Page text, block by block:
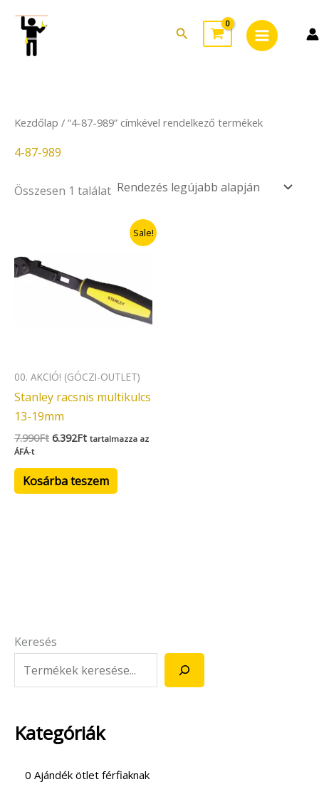
content
Search
Menu
Keresés
Kategóriák
0 Ajándék ötlet férfiaknak
Kezdőlap / “4-87-989” címkével rendelkező termékek
4-87-989
Összesen 1 találat
Sale!
00. AKCIÓ! (GÓCZI-OUTLET)
Stanley racsnis multikulcs
13-19mm
7.990Ft
7.990Ft.
6.392Ft tartalmazza az
ÁFÁ-t
Kosárba teszem